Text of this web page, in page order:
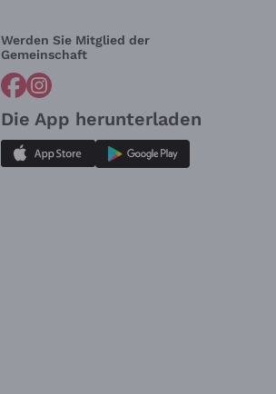
Werden Sie Mitglied der
Gemeinschaft
Die App herunterladen